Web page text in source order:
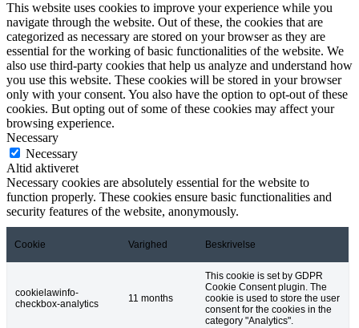
This website uses cookies to improve your experience while you
navigate through the website. Out of these, the cookies that are
categorized as necessary are stored on your browser as they are
essential for the working of basic functionalities of the website. We
also use third-party cookies that help us analyze and understand how
you use this website. These cookies will be stored in your browser
only with your consent. You also have the option to opt-out of these
cookies. But opting out of some of these cookies may affect your
browsing experience.
Necessary
Necessary
Altid aktiveret
Necessary cookies are absolutely essential for the website to
function properly. These cookies ensure basic functionalities and
security features of the website, anonymously.
Cookie Varighed Beskrivelse
cookielawinfo-
checkbox-analytics
11 months
This cookie is set by GDPR
Cookie Consent plugin. The
cookie is used to store the user
consent for the cookies in the
category "Analytics".